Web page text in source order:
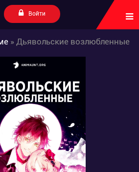
Войти
» Дьявольские возлюбленные